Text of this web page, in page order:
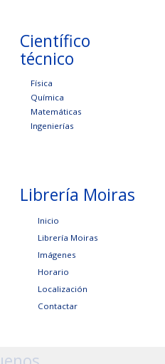
Científico
técnico
Física
Química
Matemáticas
Ingenierías
Librería Moiras
Inicio
Librería Moiras
Imágenes
Horario
Localización
Contactar